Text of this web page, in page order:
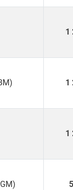
1
1
1